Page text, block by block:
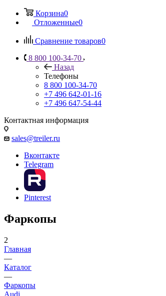
Корзина0
Отложенные0
Сравнение товаров0
8 800 100-34-70
Назад
Телефоны
8 800 100-34-70
+7 496 642-01-16
+7 496 647-54-44
Контактная информация
sales@treiler.ru
Вконтакте
Telegram
Pinterest
Фаркопы
2
Главная
—
Каталог
—
Фаркопы
Audi